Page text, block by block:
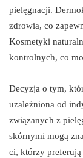
pielęgnacji.
zdrowia, co
Kosmetyki
kontrolnych, co
Decyzja o tym,
uzależniona od
związanych z
skórnymi mogą
ci, którzy preferują